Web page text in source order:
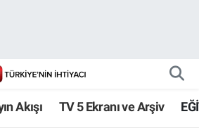
Akışı TV 5 Ekranı ve Arşiv
Arşiv